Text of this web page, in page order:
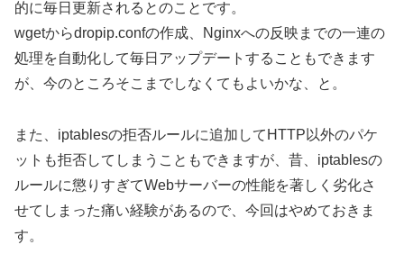
的に毎日更新されるとのことです。
wgetからdropip.confの作成、Nginxへの反映までの一連の
処理を自動化して毎日アップデートすることもできます
が、今のところそこまでしなくてもよいかな、と。
また、iptablesの拒否ルールに追加してHTTP以外のパケ
ットも拒否してしまうこともできますが、昔、iptablesの
ルールに懲りすぎてWebサーバーの性能を著しく劣化さ
せてしまった痛い経験があるので、今回はやめておきま
す。